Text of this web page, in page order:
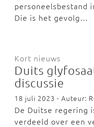
personeelsbestand
Die is het gevolg…
Kort nieuws
Duits
discussie
18 juli 2023 - Auteur:
De Duitse regering
verdeeld over een